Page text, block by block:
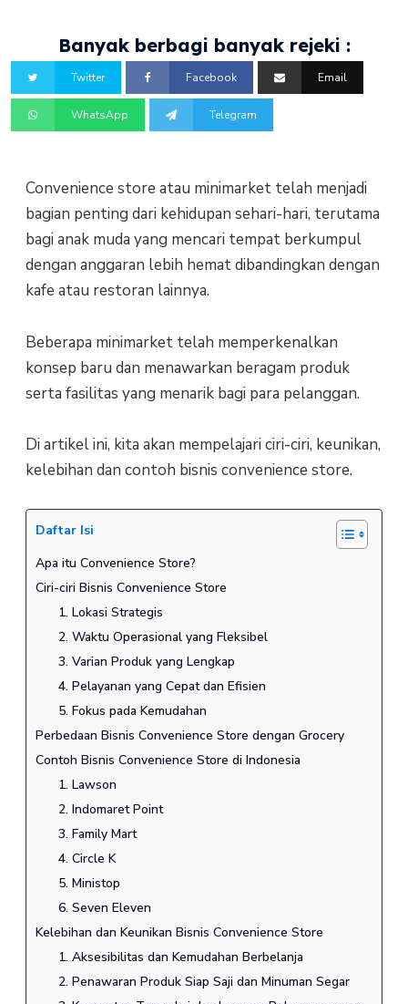
Banyak berbagi banyak rejeki :
Twitter Facebook Email
WhatsApp Telegram
Convenience store atau minimarket telah menjadi
bagian penting dari kehidupan sehari-hari, terutama
bagi anak muda yang mencari tempat berkumpul
dengan anggaran lebih hemat dibandingkan dengan
kafe atau restoran lainnya.
Beberapa minimarket telah memperkenalkan
konsep baru dan menawarkan beragam produk
serta fasilitas yang menarik bagi para pelanggan.
Di artikel ini, kita akan mempelajari ciri-ciri, keunikan,
kelebihan dan contoh bisnis convenience store.
Daftar Isi
Apa itu Convenience Store?
Ciri-ciri Bisnis Convenience Store
1. Lokasi Strategis
2. Waktu Operasional yang Fleksibel
3. Varian Produk yang Lengkap
4. Pelayanan yang Cepat dan Efisien
5. Fokus pada Kemudahan
Perbedaan Bisnis Convenience Store dengan Grocery
Contoh Bisnis Convenience Store di Indonesia
1. Lawson
2. Indomaret Point
3. Family Mart
4. Circle K
5. Ministop
6. Seven Eleven
Kelebihan dan Keunikan Bisnis Convenience Store
1. Aksesibilitas dan Kemudahan Berbelanja
2. Penawaran Produk Siap Saji dan Minuman Segar